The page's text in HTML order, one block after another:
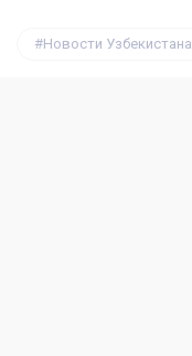
Новости Узбекистана